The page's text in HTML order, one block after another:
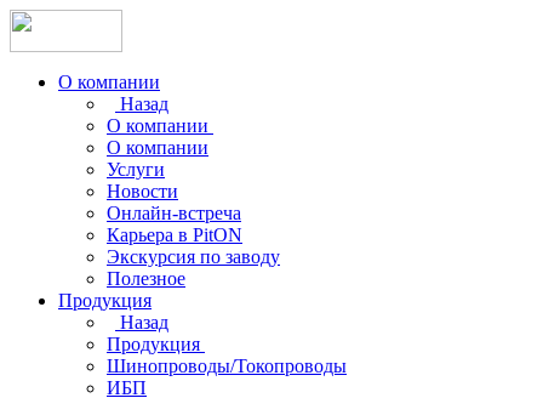
О компании
Назад
О компании
О компании
Услуги
Новости
Онлайн-встреча
Карьера в PitON
Экскурсия по заводу
Полезное
Продукция
Назад
Продукция
Шинопроводы/Токопроводы
ИБП